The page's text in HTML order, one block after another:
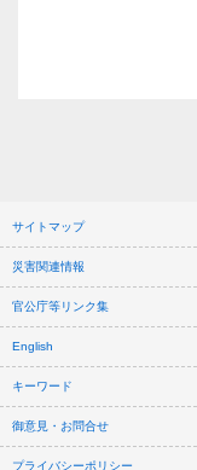
サイトマップ
災害関連情報
官公庁等リンク集
English
キーワード
御意見・お問合せ
プライバシーポリシー